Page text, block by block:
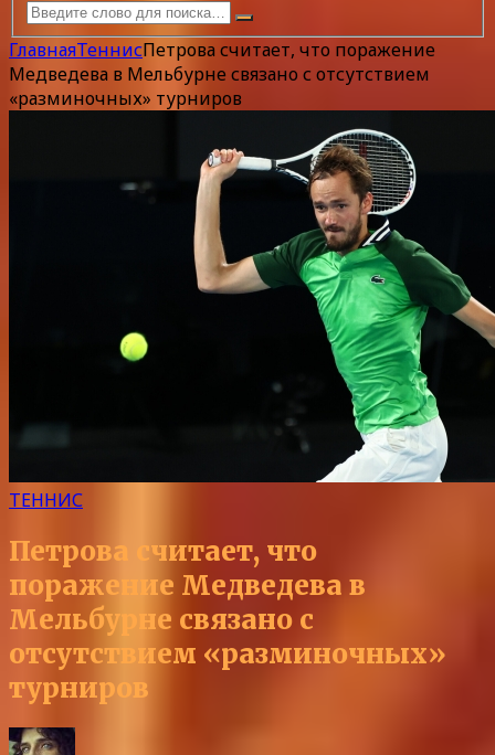
ГлавнаяТеннисПетрова считает, что поражение
Медведева в Мельбурне связано с отсутствием
«разминочных» турниров
ТЕННИС
Петрова считает, что
поражение Медведева в
Мельбурне связано с
отсутствием «разминочных»
турниров